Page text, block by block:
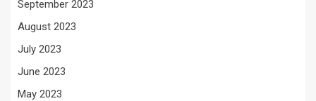
September 2023
August 2023
July 2023
June 2023
May 2023